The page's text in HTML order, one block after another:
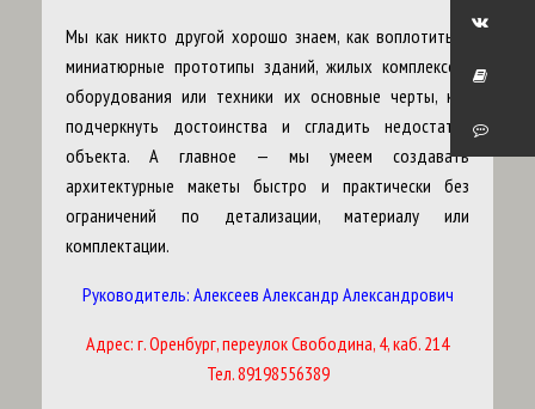
Мы как никто другой хорошо знаем, как воплотить в
миниатюрные прототипы зданий, жилых комплексов,
оборудования или техники их основные черты, как
подчеркнуть достоинства и сгладить недостатки
объекта. А главное — мы умеем создавать
архитектурные макеты быстро и практически без
ограничений по детализации, материалу или
комплектации.
Руководитель: Алексеев Александр Александрович
Адрес: г. Оренбург, переулок Свободина, 4, каб. 214
Тел. 89198556389